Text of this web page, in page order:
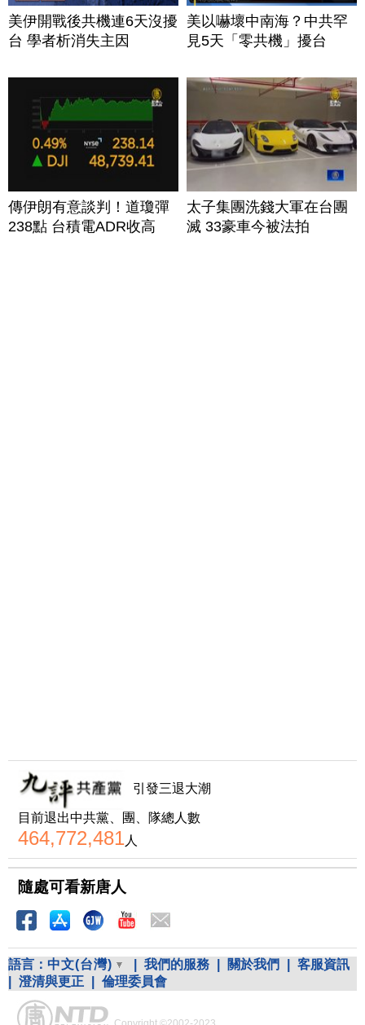
美伊開戰後共機連6天沒擾
台 學者析消失主因
美以嚇壞中南海？中共罕
見5天「零共機」擾台
傳伊朗有意談判！道瓊彈
238點 台積電ADR收高
太子集團洗錢大軍在台團
滅 33豪車今被法拍
引發三退大潮
目前退出中共黨、團、隊總人數
464,772,481人
隨處可看新唐人
語言： 中文(台灣) 我們的服務 關於我們
客服資訊
澄清與更正 倫理委員會